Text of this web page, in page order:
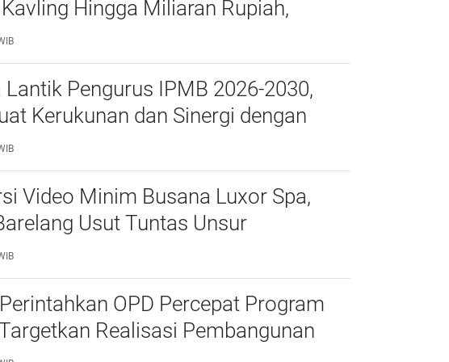
Hingga Miliaran Rupiah,
Polda Kepri Jalan di Tempat?
Lantik Pengurus IPMB 2026-2030,
Kerukunan dan Sinergi dengan
Video Minim Busana Luxor Spa,
Usut Tuntas Unsur
Hukum
OPD Percepat Program
Realisasi Pembangunan
Persen